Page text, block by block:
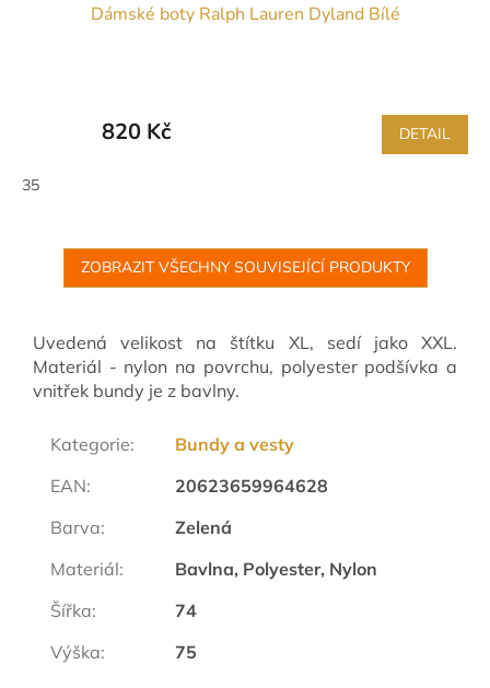
Dámské boty Ralph Lauren Dyland Bílé
820 Kč DETAIL
35
ZOBRAZIT VŠECHNY SOUVISEJÍCÍ PRODUKTY
Uvedená velikost na štítku XL, sedí jako XXL.
Materiál - nylon na povrchu, polyester podšívka a
vnitřek bundy je z bavlny.
Kategorie:
Bundy a vesty
EAN:
20623659964628
Barva:
Zelená
Materiál:
Bavlna, Polyester, Nylon
Šířka:
74
Výška: 75